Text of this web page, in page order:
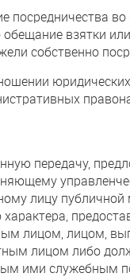
во
взятки
собственно
передачу,
лицу
лицом, лицом,
лицом либо
ими служебным